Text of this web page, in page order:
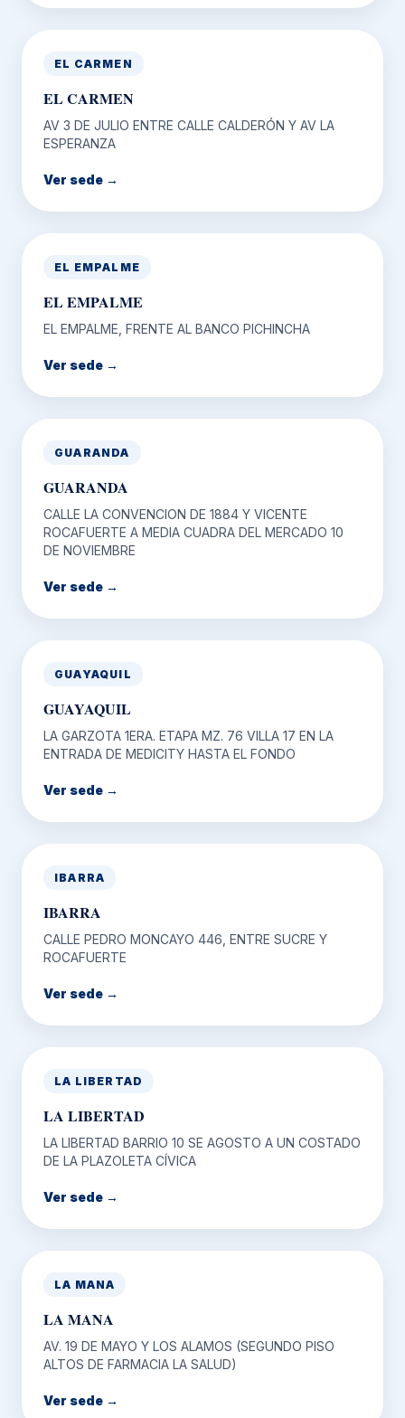
EL CARMEN
EL CARMEN
AV 3 DE JULIO ENTRE CALLE CALDERÓN Y AV LA
ESPERANZA
Ver sede →
EL EMPALME
EL EMPALME
EL EMPALME, FRENTE AL BANCO PICHINCHA
Ver sede →
GUARANDA
GUARANDA
CALLE LA CONVENCION DE 1884 Y VICENTE
ROCAFUERTE A MEDIA CUADRA DEL MERCADO 10
DE NOVIEMBRE
Ver sede →
GUAYAQUIL
GUAYAQUIL
LA GARZOTA 1ERA. ETAPA MZ. 76 VILLA 17 EN LA
ENTRADA DE MEDICITY HASTA EL FONDO
Ver sede →
IBARRA
IBARRA
CALLE PEDRO MONCAYO 446, ENTRE SUCRE Y
ROCAFUERTE
Ver sede →
LA LIBERTAD
LA LIBERTAD
LA LIBERTAD BARRIO 10 SE AGOSTO A UN COSTADO
DE LA PLAZOLETA CÍVICA
Ver sede →
LA MANA
LA MANA
AV. 19 DE MAYO Y LOS ALAMOS (SEGUNDO PISO
ALTOS DE FARMACIA LA SALUD)
Ver sede →